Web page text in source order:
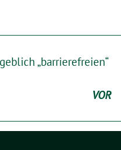
„barrierefreien“
VOR